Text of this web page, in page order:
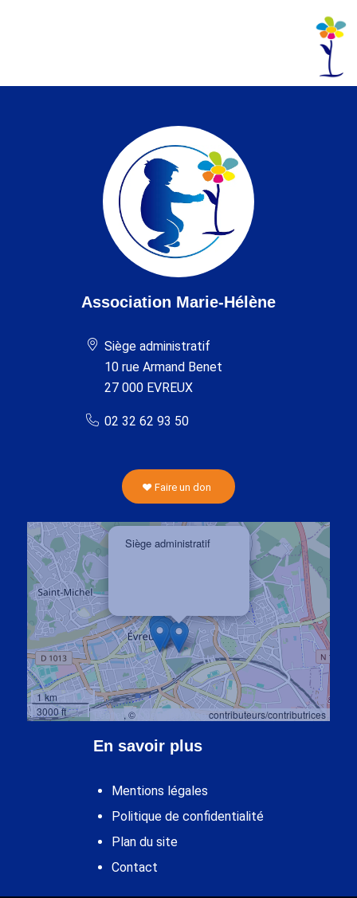
Association Marie-Hélène
Siège administratif
10 rue Armand Benet
27 000 EVREUX
02 32 62 93 50
Faire un don
Siège administratif
1 km
3000 ft
Leaflet , © OpenStreetMap contributeurs/contributrices
En savoir plus
Mentions légales
Politique de confidentialité
Plan du site
Contact